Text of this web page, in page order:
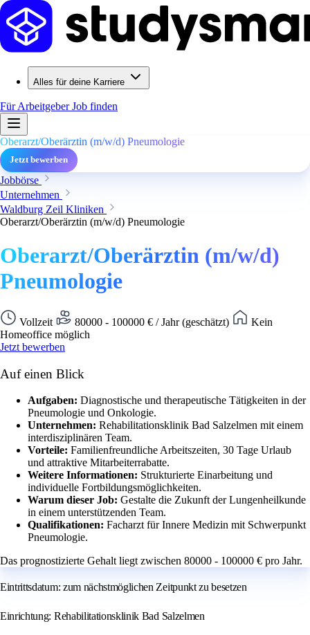
Alles für deine Karriere
Für ArbeitgeberJob finden
Oberarzt/Oberärztin (m/w/d) Pneumologie
Jetzt bewerben
Jobbörse
Unternehmen
Waldburg Zeil Kliniken
Oberarzt/Oberärztin (m/w/d) Pneumologie
Oberarzt/Oberärztin (m/w/d)
Pneumologie
Vollzeit 80000 - 100000 € / Jahr (geschätzt)
Kein
Homeoffice möglich
Jetzt bewerben
Auf einen Blick
Aufgaben: Diagnostische und therapeutische Tätigkeiten in der
Pneumologie und Onkologie.
Unternehmen: Rehabilitationsklinik Bad Salzelmen mit einem
interdisziplinären Team.
Vorteile: Familienfreundliche Arbeitszeiten, 30 Tage Urlaub
und attraktive Mitarbeiterrabatte.
Weitere Informationen: Strukturierte Einarbeitung und
individuelle Fortbildungsmöglichkeiten.
Warum dieser Job: Gestalte die Zukunft der Lungenheilkunde
in einem unterstützenden Team.
Qualifikationen: Facharzt für Innere Medizin mit Schwerpunkt
Pneumologie.
Das prognostizierte Gehalt liegt zwischen 80000 - 100000 € pro Jahr.
Eintrittsdatum: zum nächstmöglichen Zeitpunkt zu besetzen
Einrichtung: Rehabilitationsklinik Bad Salzelmen